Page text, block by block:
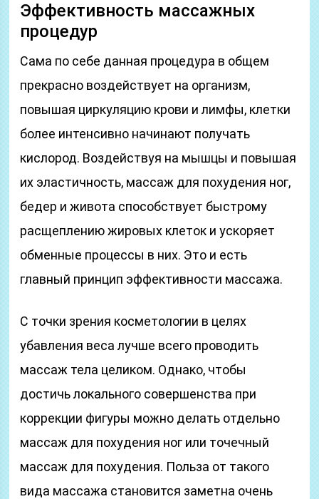
Эффективность массажных
процедур
Сама по себе данная процедура в общем
прекрасно воздействует на организм,
повышая циркуляцию крови и лимфы, клетки
более интенсивно начинают получать
кислород. Воздействуя на мышцы и повышая
их эластичность, массаж для похудения ног,
бедер и живота способствует быстрому
расщеплению жировых клеток и ускоряет
обменные процессы в них. Это и есть
главный принцип эффективности массажа.
С точки зрения косметологии в целях
убавления веса лучше всего проводить
массаж тела целиком. Однако, чтобы
достичь локального совершенства при
коррекции фигуры можно делать отдельно
массаж для похудения ног или точечный
массаж для похудения. Польза от такого
вида массажа становится заметна очень